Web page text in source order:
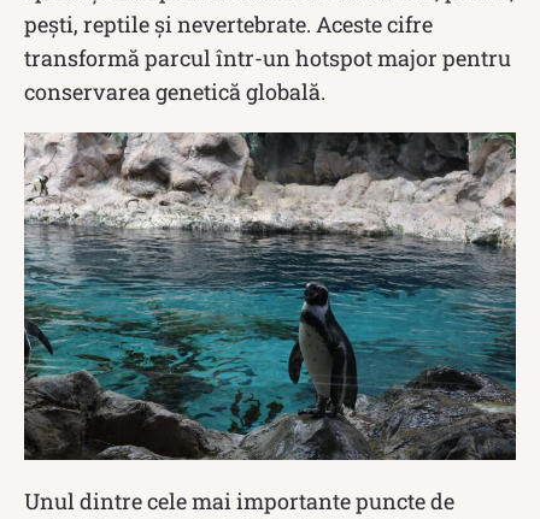
pești, reptile și nevertebrate. Aceste cifre
transformă parcul într-un hotspot major pentru
conservarea genetică globală.
Unul dintre cele mai importante puncte de